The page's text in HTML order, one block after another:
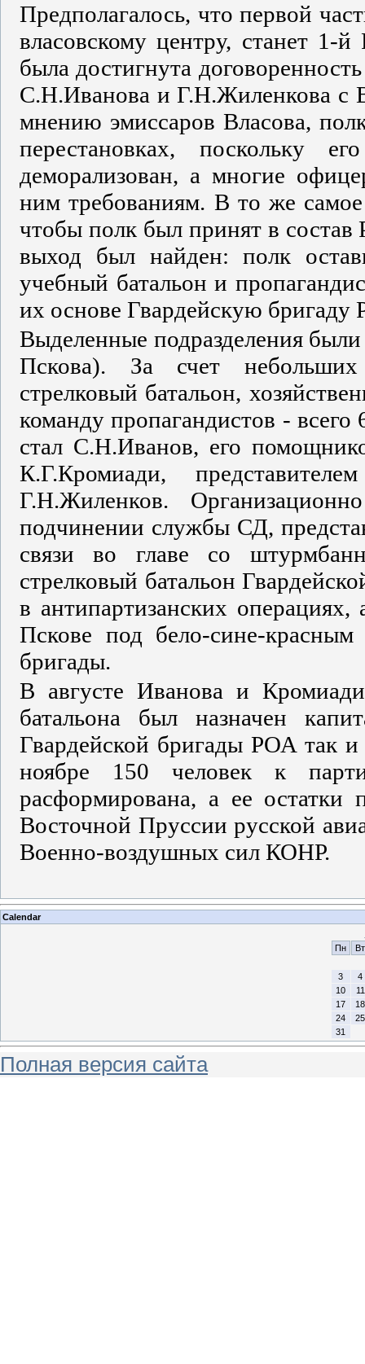
Предполагалось, что первой
власовскому центру, станет
была достигнута
С.Н.Иванова и Г.Н.Жиленкова с
мнению эмиссаров Власова,
перестановках, поскольку
деморализован, а многие
ним требованиям. В то же
чтобы полк был принят в
выход был найден: полк
учебный батальон и
их основе Гвардейскую бригаду
Выделенные подразделения
Пскова). За счет небольших
стрелковый батальон,
команду пропагандистов -
стал С.Н.Иванов, его
К.Г.Кромиади,
Г.Н.Жиленков.
подчинении службы СД,
связи во главе со
стрелковый батальон
в антипартизанских
Пскове под бело-сине-
бригады.
В августе Иванова и
батальона был назначен
Гвардейской бригады РОА так и
ноябре 150 человек к
расформирована, а ее остатки
Восточной Пруссии русской
Военно-воздушных сил КОНР.
Calendar
Пн
Вт
3
4
10
11
17
18
24
25
31
Полная версия сайта